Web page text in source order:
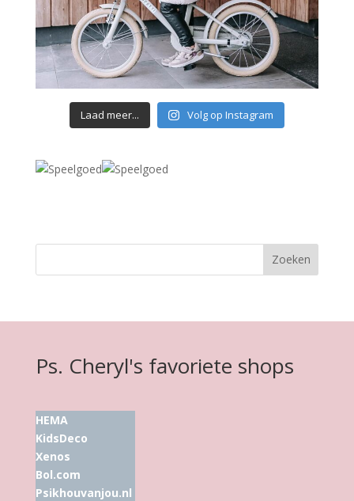
Laad meer... Volg op Instagram
Ps. Cheryl's favoriete shops
HEMA
KidsDeco
Xenos
Bol.com
Psikhouvanjou.nl